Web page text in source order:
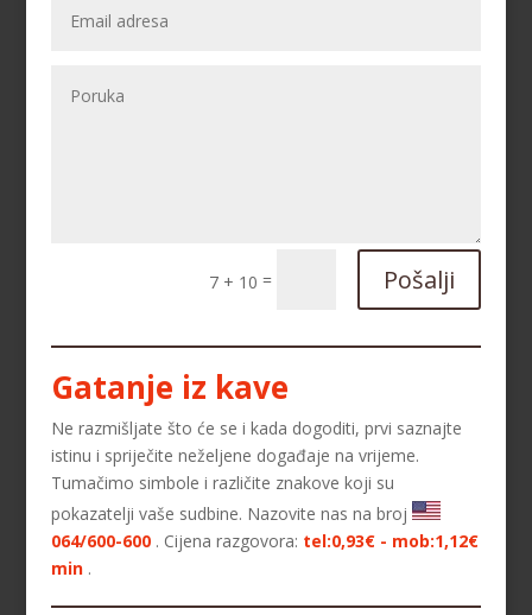
7 + 10 = Pošalji
Gatanje iz kave
Ne razmišljate što će se i kada dogoditi, prvi saznajte
istinu i spriječite neželjene događaje na vrijeme.
Tumačimo simbole i različite znakove koji su
pokazatelji vaše sudbine. Nazovite nas na broj
064/600-600 . Cijena razgovora: tel:0,93€ - mob:1,12€
min .
SARA/ Kod 01
Tarot savjetnik je zauzet
TEHNIKE:tarot, keltski križ, visak, anđeoske karte
Broj tel: 064/600-600
tel:0,93€ - mob:1,12€ min
MAJA/ Kod 04